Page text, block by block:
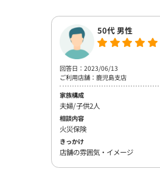
50代 男性
回答日：2023/06/13
ご利用店舗：鹿児島支店
家族構成
夫婦/子供2人
相談内容
火災保険
きっかけ
店舗の雰囲気・イメージ